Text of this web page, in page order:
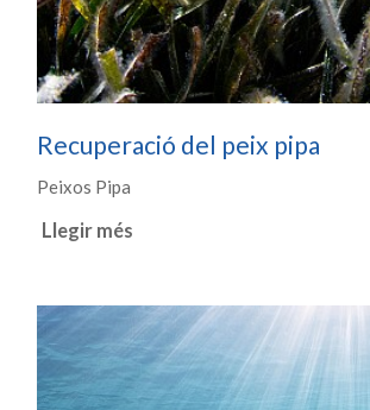
Recuperació del peix pipa
Peixos Pipa
Llegir més